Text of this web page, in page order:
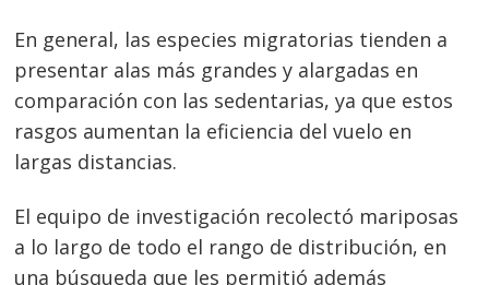
En general, las especies migratorias tienden a
presentar alas más grandes y alargadas en
comparación con las sedentarias, ya que estos
rasgos aumentan la eficiencia del vuelo en
largas distancias.
El equipo de investigación recolectó mariposas
a lo largo de todo el rango de distribución, en
una búsqueda que les permitió además